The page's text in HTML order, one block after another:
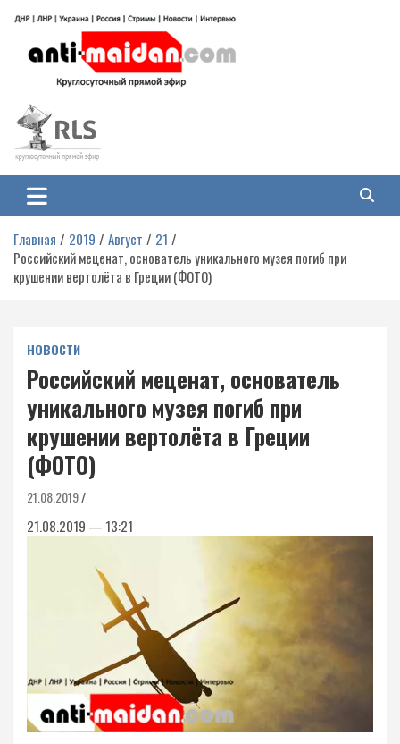
содержимому
Антимайдан: Гражданская война
на Украине
гражданской войне на Украине, включая события в Новороссии, ДНР,
ЛНР и других регионах.
Главная 2019 Август
21
Российский меценат, основатель уникального музея погиб при
крушении вертолёта в Греции (ФОТО)
НОВОСТИ
Российский меценат, основатель
уникального музея погиб при
крушении вертолёта в Греции
(ФОТО)
21.08.2019
21.08.2019 — 13:21